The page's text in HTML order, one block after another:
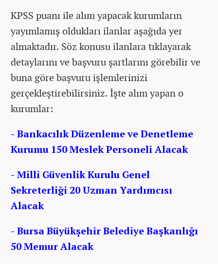
KPSS puanı ile alım yapacak kurumların
yayımlamış oldukları ilanlar aşağıda yer
almaktadır. Söz konusu ilanlara tıklayarak
detaylarını ve başvuru şartlarını görebilir ve
buna göre başvuru işlemlerinizi
gerçekleştirebilirsiniz. İşte alım yapan o
kurumlar:
- Bankacılık Düzenleme ve Denetleme
Kurumu 150 Meslek Personeli Alacak
- Milli Güvenlik Kurulu Genel
Sekreterliği 20 Uzman Yardımcısı
Alacak
- Bursa Büyükşehir Belediye Başkanlığı
50 Memur Alacak